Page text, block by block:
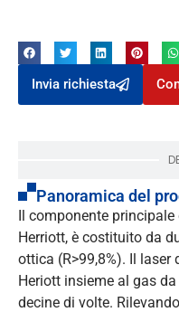
Invia richiesta
Panoramica del
Il componente principale
Herriott, è costituito da
ottica (R>99,8%). Il
Heriott insieme al gas
decine di volte.